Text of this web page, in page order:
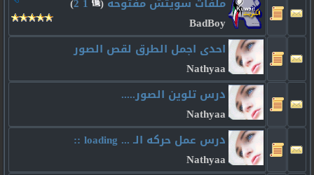
BadBoy
احدى اجمل الطرق لقص الصور
Nathyaa
درس تلوين الصور.....
Nathyaa
درس عمل حركه الـ ... loading ::
Nathyaa